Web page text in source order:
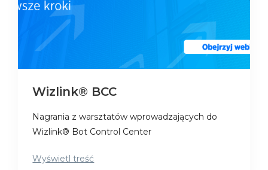
Wizlink® BCC
Nagrania z warsztatów wprowadzających do
Wizlink® Bot Control Center
Wyświetl treść